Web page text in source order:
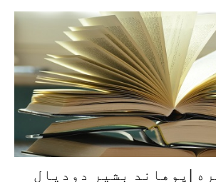
|پوهاند بشیر دودیال